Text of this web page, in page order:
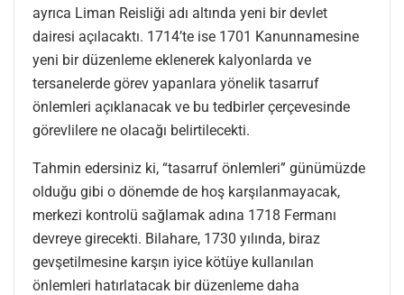
ayrıca Liman Reisliği adı altında yeni bir devlet
dairesi açılacaktı. 1714’te ise 1701 Kanunnamesine
yeni bir düzenleme eklenerek kalyonlarda ve
tersanelerde görev yapanlara yönelik tasarruf
önlemleri açıklanacak ve bu tedbirler çerçevesinde
görevlilere ne olacağı belirtilecekti.
Tahmin edersiniz ki, “tasarruf önlemleri” günümüzde
olduğu gibi o dönemde de hoş karşılanmayacak,
merkezi kontrolü sağlamak adına 1718 Fermanı
devreye girecekti. Bilahare, 1730 yılında, biraz
gevşetilmesine karşın iyice kötüye kullanılan
önlemleri hatırlatacak bir düzenleme daha